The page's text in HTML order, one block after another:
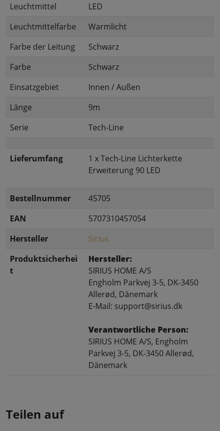
Leuchtmittel
LED
Leuchtmittelfarbe
Warmlicht
Farbe der Leitung
Schwarz
Farbe
Schwarz
Einsatzgebiet
Innen / Außen
Länge
9m
Serie
Tech-Line
Lieferumfang
1 x Tech-Line Lichterkette
Erweiterung 90 LED
Bestellnummer
45705
EAN
5707310457054
Hersteller
Sirius
Produktsicherhei
t
Hersteller:
SIRIUS HOME A/S
Engholm Parkvej 3-5, DK-3450
Allerød, Dänemark
E-Mail: support@sirius.dk
Verantwortliche Person:
SIRIUS HOME A/S, Engholm
Parkvej 3-5, DK-3450 Allerød,
Dänemark
Teilen auf